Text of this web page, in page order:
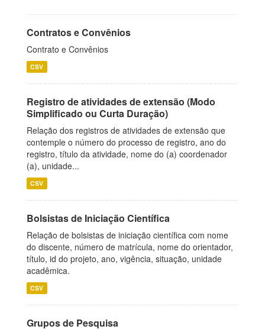
Contratos e Convênios
Contrato e Convênios
CSV
Registro de atividades de extensão (Modo
Simplificado ou Curta Duração)
Relação dos registros de atividades de extensão que
contemple o número do processo de registro, ano do
registro, título da atividade, nome do (a) coordenador
(a), unidade...
CSV
Bolsistas de Iniciação Científica
Relação de bolsistas de iniciação científica com nome
do discente, número de matrícula, nome do orientador,
título, id do projeto, ano, vigência, situação, unidade
acadêmica.
CSV
Grupos de Pesquisa